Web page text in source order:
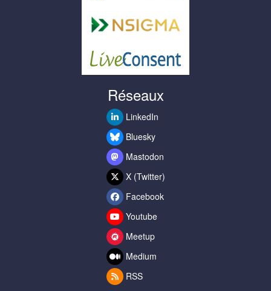
Réseaux
LinkedIn
Bluesky
Mastodon
X (Twitter)
Facebook
Youtube
Meetup
Medium
RSS